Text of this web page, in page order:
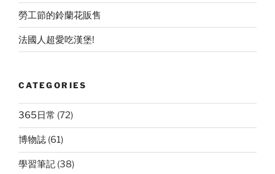
勞工節的鈴蘭花販售
法國人超愛吃漢堡!
CATEGORIES
365日常 (72)
博物誌 (61)
學習筆記 (38)